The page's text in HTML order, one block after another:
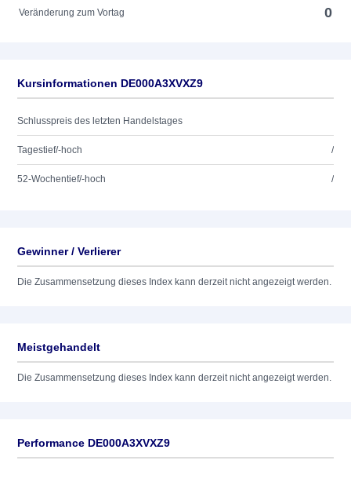
Veränderung zum Vortag 0
Kursinformationen DE000A3XVXZ9
Schlusspreis des letzten Handelstages
Tagestief/-hoch /
52-Wochentief/-hoch /
Gewinner / Verlierer
Die Zusammensetzung dieses Index kann derzeit nicht angezeigt werden.
Meistgehandelt
Die Zusammensetzung dieses Index kann derzeit nicht angezeigt werden.
Performance DE000A3XVXZ9